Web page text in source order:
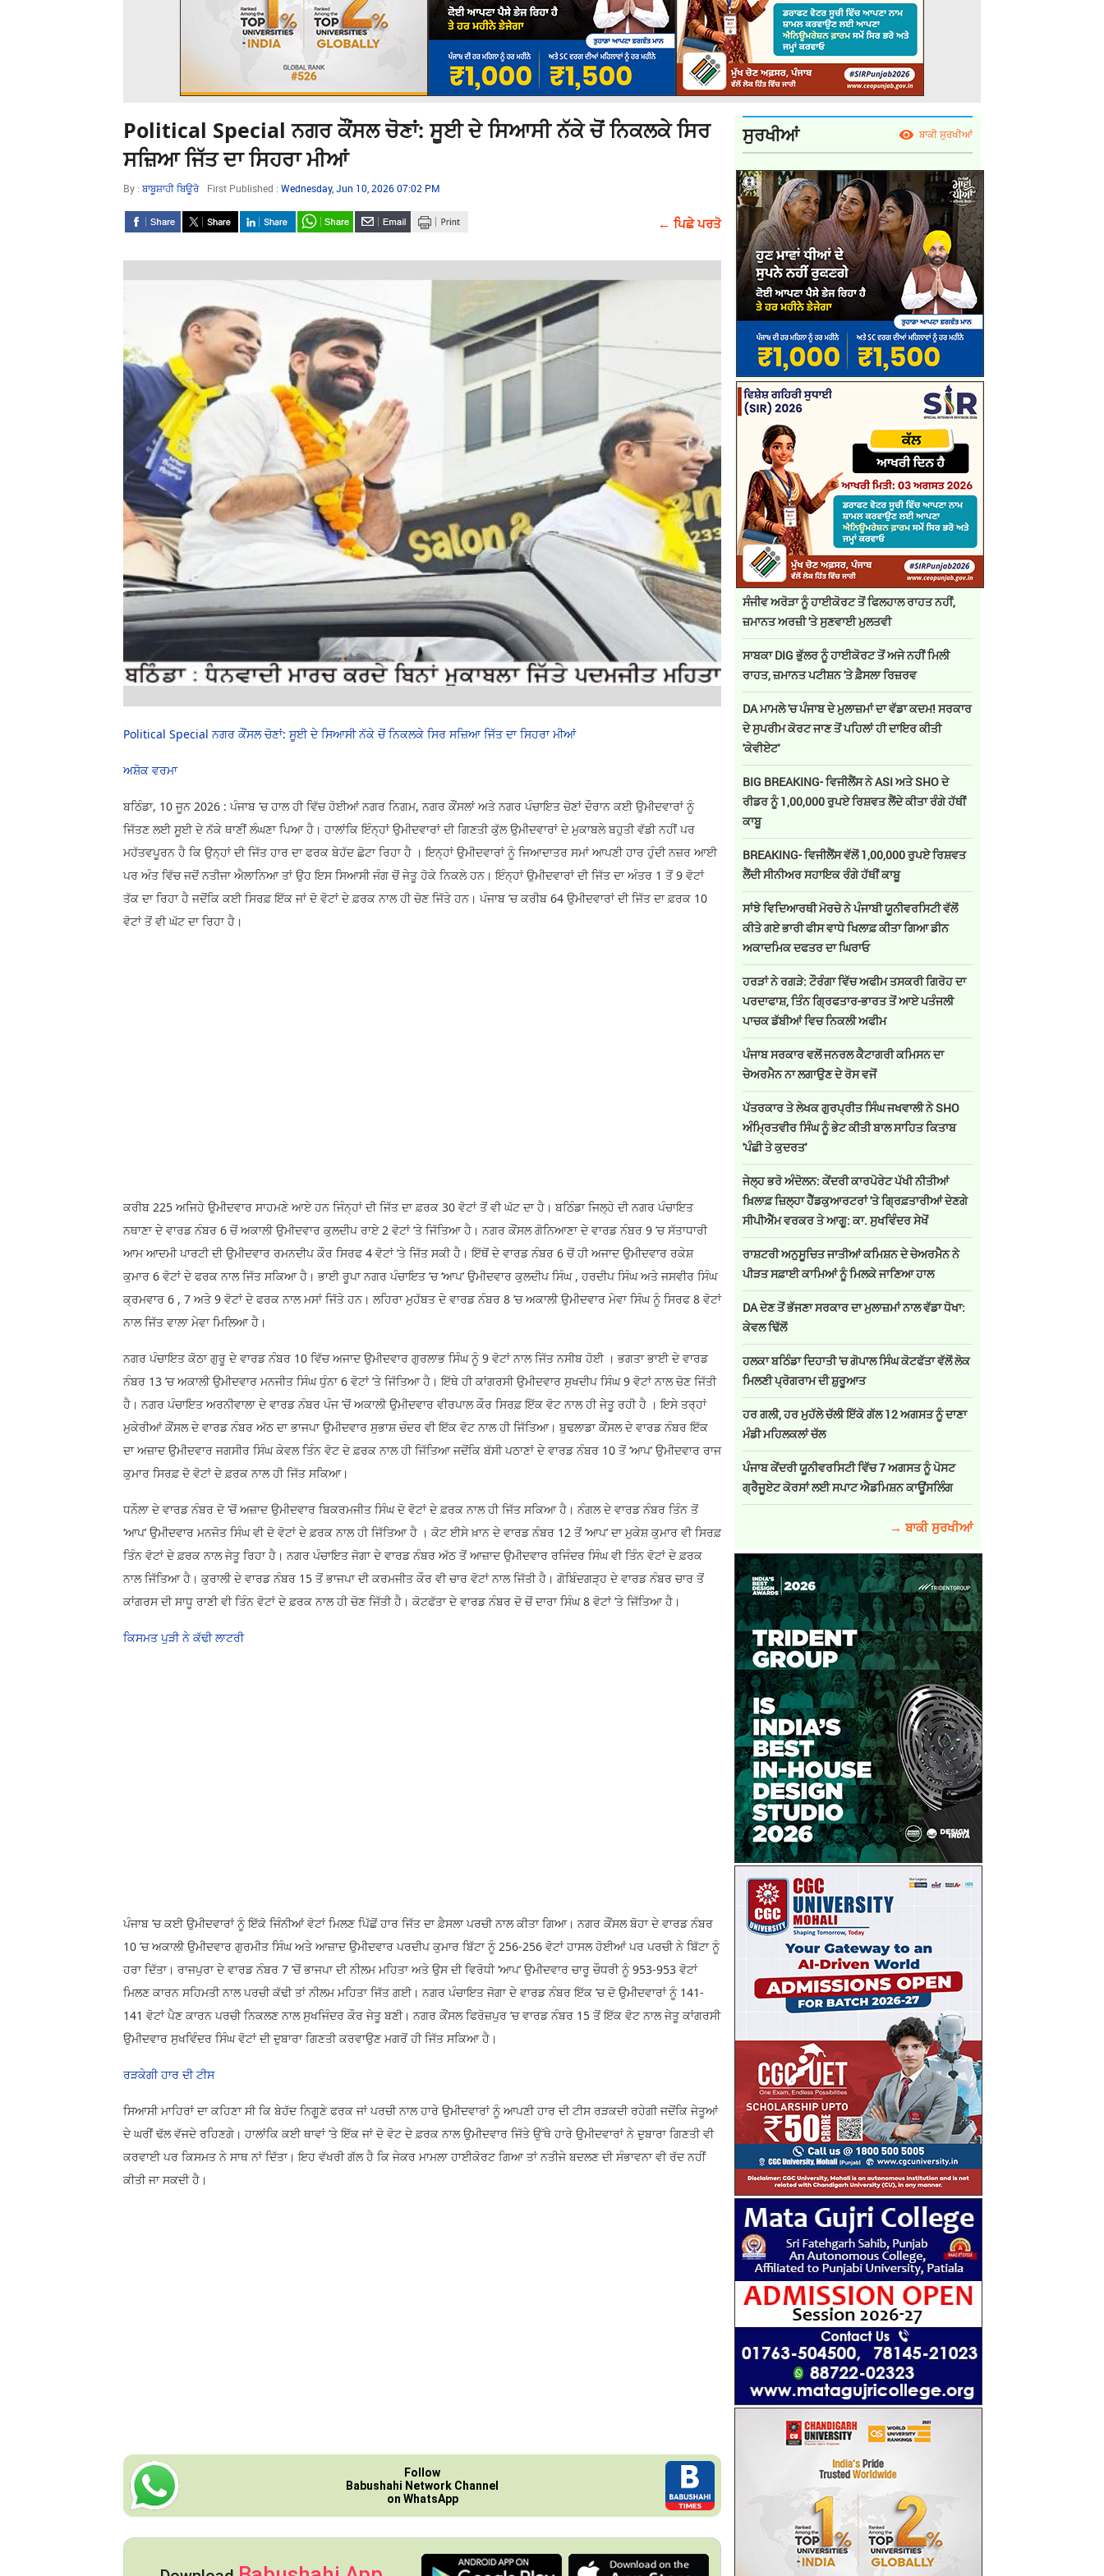
Political Special ਨਗਰ ਕੌਂਸਲ ਚੋਣਾਂ: ਸੂਈ ਦੇ ਸਿਆਸੀ ਨੱਕੇ ਚੋਂ ਨਿਕਲਕੇ ਸਿਰ
ਸਜ਼ਿਆ ਜਿੱਤ ਦਾ ਸਿਹਰਾ ਮੀਆਂ
By : ਬਾਬੂਸ਼ਾਹੀ ਬਿਊਰੋ First Published : Wednesday, Jun 10, 2026 07:02 PM
← ਪਿਛੇ ਪਰਤੋ
Political Special ਨਗਰ ਕੌਂਸਲ ਚੋਣਾਂ: ਸੂਈ ਦੇ ਸਿਆਸੀ ਨੱਕੇ ਚੋਂ ਨਿਕਲਕੇ ਸਿਰ ਸਜ਼ਿਆ ਜਿੱਤ ਦਾ ਸਿਹਰਾ ਮੀਆਂ
ਅਸ਼ੋਕ ਵਰਮਾ
ਬਠਿੰਡਾ, 10 ਜੂਨ 2026 : ਪੰਜਾਬ ’ਚ ਹਾਲ ਹੀ ਵਿੱਚ ਹੋਈਆਂ ਨਗਰ ਨਿਗਮ, ਨਗਰ ਕੌਂਸਲਾਂ ਅਤੇ ਨਗਰ ਪੰਚਾਇਤ ਚੋਣਾਂ ਦੌਰਾਨ ਕਈ ਉਮੀਦਵਾਰਾਂ ਨੂੰ
ਜਿੱਤਣ ਲਈ ਸੂਈ ਦੇ ਨੱਕੇ ਥਾਣੀਂ ਲੰਘਣਾ ਪਿਆ ਹੈ। ਹਾਲਾਂਕਿ ਇੰਨ੍ਹਾਂ ਉਮੀਦਵਾਰਾਂ ਦੀ ਗਿਣਤੀ ਕੁੱਲ ਉਮੀਦਵਾਰਾਂ ਦੇ ਮੁਕਾਬਲੇ ਬਹੁਤੀ ਵੱਡੀ ਨਹੀਂ ਪਰ
ਮਹੱਤਵਪੂਰਨ ਹੈ ਕਿ ਉਨ੍ਹਾਂ ਦੀ ਜਿੱਤ ਹਾਰ ਦਾ ਫਰਕ ਬੇਹੱਦ ਛੋਟਾ ਰਿਹਾ ਹੈ । ਇਨ੍ਹਾਂ ਉਮੀਦਵਾਰਾਂ ਨੂੰ ਜਿਆਦਾਤਰ ਸਮਾਂ ਆਪਣੀ ਹਾਰ ਹੁੰਦੀ ਨਜ਼ਰ ਆਈ
ਪਰ ਅੰਤ ਵਿੱਚ ਜਦੋਂ ਨਤੀਜਾ ਐਲਾਨਿਆ ਤਾਂ ਉਹ ਇਸ ਸਿਆਸੀ ਜੰਗ ਚੋਂ ਜੇਤੂ ਹੋਕੇ ਨਿਕਲੇ ਹਨ। ਇੰਨ੍ਹਾਂ ਉਮੀਦਵਾਰਾਂ ਦੀ ਜਿੱਤ ਦਾ ਅੰਤਰ 1 ਤੋਂ 9 ਵੋਟਾਂ
ਤੱਕ ਦਾ ਰਿਹਾ ਹੈ ਜਦੋਂਕਿ ਕਈ ਸਿਰਫ਼ ਇੱਕ ਜਾਂ ਦੋ ਵੋਟਾਂ ਦੇ ਫ਼ਰਕ ਨਾਲ ਹੀ ਚੋਣ ਜਿੱਤੇ ਹਨ। ਪੰਜਾਬ ’ਚ ਕਰੀਬ 64 ਉਮੀਦਵਾਰਾਂ ਦੀ ਜਿੱਤ ਦਾ ਫ਼ਰਕ 10
ਵੋਟਾਂ ਤੋਂ ਵੀ ਘੱਟ ਦਾ ਰਿਹਾ ਹੈ।
ਕਰੀਬ 225 ਅਜਿਹੇ ਉਮੀਦਵਾਰ ਸਾਹਮਣੇ ਆਏ ਹਨ ਜਿੰਨ੍ਹਾਂ ਦੀ ਜਿੱਤ ਦਾ ਫ਼ਰਕ 30 ਵੋਟਾਂ ਤੋਂ ਵੀ ਘੱਟ ਦਾ ਹੈ। ਬਠਿੰਡਾ ਜਿਲ੍ਹੇ ਦੀ ਨਗਰ ਪੰਚਾਇਤ
ਨਥਾਣਾ ਦੇ ਵਾਰਡ ਨੰਬਰ 6 ਚੋਂ ਅਕਾਲੀ ਉਮੀਦਵਾਰ ਕੁਲਦੀਪ ਰਾਏ 2 ਵੋਟਾਂ ’ਤੇ ਜਿੱਤਿਆ ਹੈ। ਨਗਰ ਕੌਂਸਲ ਗੋਨਿਆਣਾ ਦੇ ਵਾਰਡ ਨੰਬਰ 9 ’ਚ ਸੱਤਾਧਾਰੀ
ਆਮ ਆਦਮੀ ਪਾਰਟੀ ਦੀ ਉਮੀਦਵਾਰ ਰਮਨਦੀਪ ਕੌਰ ਸਿਰਫ 4 ਵੋਟਾਂ ’ਤੇ ਜਿੱਤ ਸਕੀ ਹੈ। ਇੱਥੋਂ ਦੇ ਵਾਰਡ ਨੰਬਰ 6 ਚੋਂ ਹੀ ਅਜਾਦ ਉਮੀਦਵਾਰ ਰਕੇਸ਼
ਕੁਮਾਰ 6 ਵੋਟਾਂ ਦੇ ਫਰਕ ਨਾਲ ਜਿੱਤ ਸਕਿਆ ਹੈ। ਭਾਈ ਰੂਪਾ ਨਗਰ ਪੰਚਾਇਤ ’ਚ ‘ਆਪ’ ਉਮੀਦਵਾਰ ਕੁਲਦੀਪ ਸਿੰਘ , ਹਰਦੀਪ ਸਿੰਘ ਅਤੇ ਜਸਵੀਰ ਸਿੰਘ
ਕ੍ਰਮਵਾਰ 6 , 7 ਅਤੇ 9 ਵੋਟਾਂ ਦੇ ਫਰਕ ਨਾਲ ਮਸਾਂ ਜਿੱਤੇ ਹਨ। ਲਹਿਰਾ ਮੁਹੱਬਤ ਦੇ ਵਾਰਡ ਨੰਬਰ 8 ’ਚ ਅਕਾਲੀ ਉਮੀਦਵਾਰ ਮੇਵਾ ਸਿੰਘ ਨੂੰ ਸਿਰਫ 8 ਵੋਟਾਂ
ਨਾਲ ਜਿੱਤ ਵਾਲਾ ਮੇਵਾ ਮਿਲਿਆ ਹੈ।
ਨਗਰ ਪੰਚਾਇਤ ਕੋਠਾ ਗੁਰੂ ਦੇ ਵਾਰਡ ਨੰਬਰ 10 ਵਿੱਚ ਅਜਾਦ ਉਮੀਦਵਾਰ ਗੁਰਲਾਭ ਸਿੰਘ ਨੂੰ 9 ਵੋਟਾਂ ਨਾਲ ਜਿੱਤ ਨਸੀਬ ਹੋਈ । ਭਗਤਾ ਭਾਈ ਦੇ ਵਾਰਡ
ਨੰਬਰ 13 ’ਚ ਅਕਾਲੀ ਉਮੀਦਵਾਰ ਮਨਜੀਤ ਸਿੰਘ ਧੁੰਨਾ 6 ਵੋਟਾਂ ’ਤੇ ਜਿੱਤਿਆ ਹੈ। ਇੱਥੇ ਹੀ ਕਾਂਗਰਸੀ ਉਮੀਦਵਾਰ ਸੁਖਦੀਪ ਸਿੰਘ 9 ਵੋਟਾਂ ਨਾਲ ਚੋਣ ਜਿੱਤੀ
ਹੈ। ਨਗਰ ਪੰਚਾਇਤ ਅਰਨੀਵਾਲਾ ਦੇ ਵਾਰਡ ਨੰਬਰ ਪੰਜ ’ਚੋਂ ਅਕਾਲੀ ਉਮੀਦਵਾਰ ਵੀਰਪਾਲ ਕੌਰ ਸਿਰਫ਼ ਇੱਕ ਵੋਟ ਨਾਲ ਹੀ ਜੇਤੂ ਰਹੀ ਹੈ । ਇਸੇ ਤਰ੍ਹਾਂ
ਮੁਕੇਰੀਆਂ ਕੌਂਸਲ ਦੇ ਵਾਰਡ ਨੰਬਰ ਅੱਠ ਦਾ ਭਾਜਪਾ ਉਮੀਦਵਾਰ ਸੁਭਾਸ਼ ਚੰਦਰ ਵੀ ਇੱਕ ਵੋਟ ਨਾਲ ਹੀ ਜਿੱਤਿਆ। ਬੁਢਲਾਡਾ ਕੌਂਸਲ ਦੇ ਵਾਰਡ ਨੰਬਰ ਇੱਕ
ਦਾ ਅਜ਼ਾਦ ਉਮੀਦਵਾਰ ਜਗਸੀਰ ਸਿੰਘ ਕੇਵਲ ਤਿੰਨ ਵੋਟ ਦੇ ਫ਼ਰਕ ਨਾਲ ਹੀ ਜਿੱਤਿਆ ਜਦੋਂਕਿ ਬੱਸੀ ਪਠਾਣਾਂ ਦੇ ਵਾਰਡ ਨੰਬਰ 10 ਤੋਂ ‘ਆਪ’ ਉਮੀਦਵਾਰ ਰਾਜ
ਕੁਮਾਰ ਸਿਰਫ਼ ਦੋ ਵੋਟਾਂ ਦੇ ਫ਼ਰਕ ਨਾਲ ਹੀ ਜਿੱਤ ਸਕਿਆ।
ਧਨੌਲਾ ਦੇ ਵਾਰਡ ਨੰਬਰ ਦੋ ’ਚੋਂ ਅਜ਼ਾਦ ਉਮੀਦਵਾਰ ਬਿਕਰਮਜੀਤ ਸਿੰਘ ਦੋ ਵੋਟਾਂ ਦੇ ਫ਼ਰਕ ਨਾਲ ਹੀ ਜਿੱਤ ਸਕਿਆ ਹੈ। ਨੰਗਲ ਦੇ ਵਾਰਡ ਨੰਬਰ ਤਿੰਨ ਤੋਂ
‘ਆਪ’ ਉਮੀਦਵਾਰ ਮਨਜੋਤ ਸਿੰਘ ਵੀ ਦੋ ਵੋਟਾਂ ਦੇ ਫ਼ਰਕ ਨਾਲ ਹੀ ਜਿੱਤਿਆ ਹੈ । ਕੋਟ ਈਸੇ ਖ਼ਾਨ ਦੇ ਵਾਰਡ ਨੰਬਰ 12 ਤੋਂ ‘ਆਪ’ ਦਾ ਮੁਕੇਸ਼ ਕੁਮਾਰ ਵੀ ਸਿਰਫ਼
ਤਿੰਨ ਵੋਟਾਂ ਦੇ ਫ਼ਰਕ ਨਾਲ ਜੇਤੂ ਰਿਹਾ ਹੈ। ਨਗਰ ਪੰਚਾਇਤ ਜੋਗਾ ਦੇ ਵਾਰਡ ਨੰਬਰ ਅੱਠ ਤੋਂ ਆਜ਼ਾਦ ਉਮੀਦਵਾਰ ਰਜਿੰਦਰ ਸਿੰਘ ਵੀ ਤਿੰਨ ਵੋਟਾਂ ਦੇ ਫ਼ਰਕ
ਨਾਲ ਜਿੱਤਿਆ ਹੈ। ਕੁਰਾਲੀ ਦੇ ਵਾਰਡ ਨੰਬਰ 15 ਤੋਂ ਭਾਜਪਾ ਦੀ ਕਰਮਜੀਤ ਕੌਰ ਵੀ ਚਾਰ ਵੋਟਾਂ ਨਾਲ ਜਿੱਤੀ ਹੈ। ਗੋਬਿੰਦਗੜ੍ਹ ਦੇ ਵਾਰਡ ਨੰਬਰ ਚਾਰ ਤੋਂ
ਕਾਂਗਰਸ ਦੀ ਸਾਧੂ ਰਾਣੀ ਵੀ ਤਿੰਨ ਵੋਟਾਂ ਦੇ ਫ਼ਰਕ ਨਾਲ ਹੀ ਚੋਣ ਜਿੱਤੀ ਹੈ। ਕੋਟਫੱਤਾ ਦੇ ਵਾਰਡ ਨੰਬਰ ਦੋ ਚੋਂ ਦਾਰਾ ਸਿੰਘ 8 ਵੋਟਾਂ ’ਤੇ ਜਿੱਤਿਆ ਹੈ।
ਕਿਸਮਤ ਪੁੜੀ ਨੇ ਕੱਢੀ ਲਾਟਰੀ
ਪੰਜਾਬ ’ਚ ਕਈ ਉਮੀਦਵਾਰਾਂ ਨੂੰ ਇੱਕੋ ਜਿੰਨੀਆਂ ਵੋਟਾਂ ਮਿਲਣ ਪਿੱਛੋਂ ਹਾਰ ਜਿੱਤ ਦਾ ਫ਼ੈਸਲਾ ਪਰਚੀ ਨਾਲ ਕੀਤਾ ਗਿਆ। ਨਗਰ ਕੌਂਸਲ ਬੋਹਾ ਦੇ ਵਾਰਡ ਨੰਬਰ
10 ’ਚ ਅਕਾਲੀ ਉਮੀਦਵਾਰ ਗੁਰਮੀਤ ਸਿੰਘ ਅਤੇ ਆਜ਼ਾਦ ਉਮੀਦਵਾਰ ਪਰਦੀਪ ਕੁਮਾਰ ਬਿੱਟਾ ਨੂੰ 256-256 ਵੋਟਾਂ ਹਾਸਲ ਹੋਈਆਂ ਪਰ ਪਰਚੀ ਨੇ ਬਿੱਟਾ ਨੂੰ
ਹਰਾ ਦਿੱਤਾ। ਰਾਜਪੁਰਾ ਦੇ ਵਾਰਡ ਨੰਬਰ 7 ’ਚੋਂ ਭਾਜਪਾ ਦੀ ਨੀਲਮ ਮਹਿਤਾ ਅਤੇ ਉਸ ਦੀ ਵਿਰੋਧੀ ‘ਆਪ’ ਉਮੀਦਵਾਰ ਚਾਰੂ ਚੌਧਰੀ ਨੂੰ 953-953 ਵੋਟਾਂ
ਮਿਲਣ ਕਾਰਨ ਸਹਿਮਤੀ ਨਾਲ ਪਰਚੀ ਕੱਢੀ ਤਾਂ ਨੀਲਮ ਮਹਿਤਾ ਜਿੱਤ ਗਈ। ਨਗਰ ਪੰਚਾਇਤ ਜੋਗਾ ਦੇ ਵਾਰਡ ਨੰਬਰ ਇੱਕ ’ਚ ਦੋ ਉਮੀਦਵਾਰਾਂ ਨੂੰ 141-
141 ਵੋਟਾਂ ਪੈਣ ਕਾਰਨ ਪਰਚੀ ਨਿਕਲਣ ਨਾਲ ਸੁਖਜਿੰਦਰ ਕੌਰ ਜੇਤੂ ਬਣੀ। ਨਗਰ ਕੌਂਸਲ ਫਿਰੋਜ਼ਪੁਰ ’ਚ ਵਾਰਡ ਨੰਬਰ 15 ਤੋਂ ਇੱਕ ਵੋਟ ਨਾਲ ਜੇਤੂ ਕਾਂਗਰਸੀ
ਉਮੀਦਵਾਰ ਸੁਖਵਿੰਦਰ ਸਿੰਘ ਵੋਟਾਂ ਦੀ ਦੁਬਾਰਾ ਗਿਣਤੀ ਕਰਵਾਉਣ ਮਗਰੋਂ ਹੀ ਜਿੱਤ ਸਕਿਆ ਹੈ।
ਰੜਕੇਗੀ ਹਾਰ ਦੀ ਟੀਸ
ਸਿਆਸੀ ਮਾਹਿਰਾਂ ਦਾ ਕਹਿਣਾ ਸੀ ਕਿ ਬੇਹੱਦ ਨਿਗੂਣੇ ਫਰਕ ਜਾਂ ਪਰਚੀ ਨਾਲ ਹਾਰੇ ਉਮੀਦਵਾਰਾਂ ਨੂੰ ਆਪਣੀ ਹਾਰ ਦੀ ਟੀਸ ਰੜਕਦੀ ਰਹੇਗੀ ਜਦੋਂਕਿ ਜੇਤੂਆਂ
ਦੇ ਘਰੀਂ ਢੱਲ ਵੱਜਦੇ ਰਹਿਣਗੇ। ਹਾਲਾਂਕਿ ਕਈ ਥਾਵਾਂ ’ਤੇ ਇੱਕ ਜਾਂ ਦੋ ਵੋਟ ਦੇ ਫ਼ਰਕ ਨਾਲ ਉਮੀਦਵਾਰ ਜਿੱਤੇ ਉੱਥੇ ਹਾਰੇ ਉਮੀਦਵਾਰਾਂ ਨੇ ਦੁਬਾਰਾ ਗਿਣਤੀ ਵੀ
ਕਰਵਾਈ ਪਰ ਕਿਸਮਤ ਨੇ ਸਾਥ ਨਾਂ ਦਿੱਤਾ। ਇਹ ਵੱਖਰੀ ਗੱਲ ਹੈ ਕਿ ਜੇਕਰ ਮਾਮਲਾ ਹਾਈਕੋਰਟ ਗਿਆ ਤਾਂ ਨਤੀਜੇ ਬਦਲਣ ਦੀ ਸੰਭਾਵਨਾ ਵੀ ਰੱਦ ਨਹੀਂ
ਕੀਤੀ ਜਾ ਸਕਦੀ ਹੈ।
Follow
Babushahi Network Channel
on WhatsApp
ਸੁਰਖੀਆਂ ਬਾਕੀ ਸੁਰਖੀਆਂ
ਸੰਜੀਵ ਅਰੋੜਾ ਨੂੰ ਹਾਈਕੋਰਟ ਤੋਂ ਫਿਲਹਾਲ ਰਾਹਤ ਨਹੀਂ,
ਜ਼ਮਾਨਤ ਅਰਜ਼ੀ 'ਤੇ ਸੁਣਵਾਈ ਮੁਲਤਵੀ
ਸਾਬਕਾ DIG ਭੁੱਲਰ ਨੂੰ ਹਾਈਕੋਰਟ ਤੋਂ ਅਜੇ ਨਹੀਂ ਮਿਲੀ
ਰਾਹਤ, ਜ਼ਮਾਨਤ ਪਟੀਸ਼ਨ 'ਤੇ ਫ਼ੈਸਲਾ ਰਿਜ਼ਰਵ
DA ਮਾਮਲੇ 'ਚ ਪੰਜਾਬ ਦੇ ਮੁਲਾਜ਼ਮਾਂ ਦਾ ਵੱਡਾ ਕਦਮ! ਸਰਕਾਰ
ਦੇ ਸੁਪਰੀਮ ਕੋਰਟ ਜਾਣ ਤੋਂ ਪਹਿਲਾਂ ਹੀ ਦਾਇਰ ਕੀਤੀ
'ਕੇਵੀਏਟ'
BIG BREAKING- ਵਿਜੀਲੈਂਸ ਨੇ ASI ਅਤੇ SHO ਦੇ
ਰੀਡਰ ਨੂੰ 1,00,000 ਰੁਪਏ ਰਿਸ਼ਵਤ ਲੈਂਦੇ ਕੀਤਾ ਰੰਗੇ ਹੱਥੀਂ
ਕਾਬੂ
BREAKING- ਵਿਜੀਲੈਂਸ ਵੱਲੋਂ 1,00,000 ਰੁਪਏ ਰਿਸ਼ਵਤ
ਲੈਂਦੀ ਸੀਨੀਅਰ ਸਹਾਇਕ ਰੰਗੇ ਹੱਥੀਂ ਕਾਬੂ
ਸਾਂਝੇ ਵਿਦਿਆਰਥੀ ਮੋਰਚੇ ਨੇ ਪੰਜਾਬੀ ਯੂਨੀਵਰਸਿਟੀ ਵੱਲੋਂ
ਕੀਤੇ ਗਏ ਭਾਰੀ ਫੀਸ ਵਾਧੇ ਖਿਲਾਫ਼ ਕੀਤਾ ਗਿਆ ਡੀਨ
ਅਕਾਦਮਿਕ ਦਫਤਰ ਦਾ ਘਿਰਾਓ
ਹਰੜਾਂ ਨੇ ਰਗੜੇ: ਟੌਰੰਗਾ ਵਿੱਚ ਅਫੀਮ ਤਸਕਰੀ ਗਿਰੋਹ ਦਾ
ਪਰਦਾਫਾਸ਼, ਤਿੰਨ ਗ੍ਰਿਫਤਾਰ-ਭਾਰਤ ਤੋਂ ਆਏ ਪਤੰਜਲੀ
ਪਾਚਕ ਡੱਬੀਆਂ ਵਿਚ ਨਿਕਲੀ ਅਫੀਮ
ਪੰਜਾਬ ਸਰਕਾਰ ਵਲੋਂ ਜਨਰਲ ਕੈਟਾਗਰੀ ਕਮਿਸਨ ਦਾ
ਚੇਅਰਮੈਨ ਨਾ ਲਗਾਉਣ ਦੇ ਰੋਸ ਵਜੋਂ
ਪੱਤਰਕਾਰ ਤੇ ਲੇਖਕ ਗੁਰਪ੍ਰੀਤ ਸਿੰਘ ਜਖਵਾਲੀ ਨੇ SHO
ਅੰਮ੍ਰਿਤਵੀਰ ਸਿੰਘ ਨੂੰ ਭੇਟ ਕੀਤੀ ਬਾਲ ਸਾਹਿਤ ਕਿਤਾਬ
'ਪੰਛੀ ਤੇ ਕੁਦਰਤ'
ਜੇਲ੍ਹ ਭਰੋ ਅੰਦੋਲਨ: ਕੇਂਦਰੀ ਕਾਰਪੋਰੇਟ ਪੱਖੀ ਨੀਤੀਆਂ
ਖ਼ਿਲਾਫ਼ ਜ਼ਿਲ੍ਹਾ ਹੈੱਡਕੁਆਰਟਰਾਂ 'ਤੇ ਗ੍ਰਿਫ਼ਤਾਰੀਆਂ ਦੇਣਗੇ
ਸੀਪੀਐੱਮ ਵਰਕਰ ਤੇ ਆਗੂ: ਕਾ. ਸੁਖਵਿੰਦਰ ਸੇਖੋਂ
ਰਾਸ਼ਟਰੀ ਅਨੁਸੂਚਿਤ ਜਾਤੀਆਂ ਕਮਿਸ਼ਨ ਦੇ ਚੇਅਰਮੈਨ ਨੇ
ਪੀੜਤ ਸਫ਼ਾਈ ਕਾਮਿਆਂ ਨੂੰ ਮਿਲਕੇ ਜਾਣਿਆ ਹਾਲ
DA ਦੇਣ‌ ਤੋਂ ਭੱਜਣਾ ਸਰਕਾਰ ਦਾ ਮੁਲਾਜ਼ਮਾਂ ਨਾਲ ਵੱਡਾ ਧੋਖਾ:
ਕੇਵਲ ਢਿੱਲੋਂ
ਹਲਕਾ ਬਠਿੰਡਾ ਦਿਹਾਤੀ 'ਚ ਗੋਪਾਲ ਸਿੰਘ ਕੋਟਫੱਤਾ ਵੱਲੋਂ ਲੋਕ
ਮਿਲਣੀ ਪ੍ਰੋਗਰਾਮ ਦੀ ਸ਼ੁਰੂਆਤ
ਹਰ ਗਲੀ, ਹਰ ਮੁਹੱਲੇ ਚੱਲੀ ਇੱਕੋ ਗੱਲ 12 ਅਗਸਤ ਨੂੰ ਦਾਣਾ
ਮੰਡੀ ਮਹਿਲਕਲਾਂ ਚੱਲ
ਪੰਜਾਬ ਕੇਂਦਰੀ ਯੂਨੀਵਰਸਿਟੀ ਵਿੱਚ 7 ਅਗਸਤ ਨੂੰ ਪੋਸਟ
ਗ੍ਰੈਜੂਏਟ ਕੋਰਸਾਂ ਲਈ ਸਪਾਟ ਐਡਮਿਸ਼ਨ ਕਾਊਂਸਲਿੰਗ
→ ਬਾਕੀ ਸੁਰਖੀਆਂ